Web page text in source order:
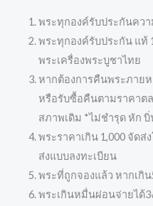
พระทุกองค์รับประกันคว
พระทุกองค์รับประกัน แท้
พระเครื่องพระบูชาไทย
หากต้องการคืนพระภายห
หรือรับซื้อคืนตามราคาต
สภาพเดิม *ไม่ชำรุด หัก บิ่
พระราคาเกิน 1,000 จัดส่
ส่งแบบลงทะเบียน
พระที่ถูกจองแล้ว หากเกิ
พระเกินหมื่นผ่อนจ่ายได้3